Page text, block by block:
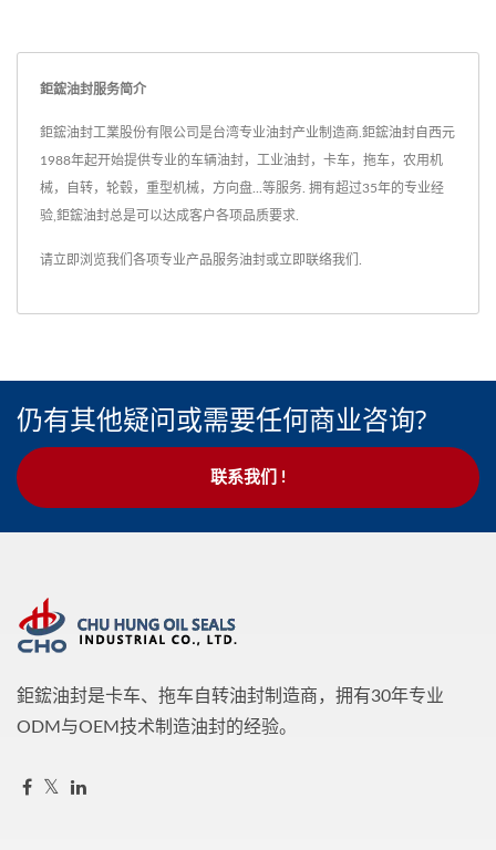
鉅鋐油封服务简介
鉅鋐油封工業股份有限公司是台湾专业油封产业制造商.鉅鋐油封自西元
1988年起开始提供专业的车辆油封，工业油封，卡车，拖车，农用机
械，自转，轮毂，重型机械，方向盘...等服务. 拥有超过35年的专业经
验,鉅鋐油封总是可以达成客户各项品质要求.
请立即浏览我们各项专业产品服务油封或立即联络我们
仍有其他疑问或需要任何商业咨询?
联系我们 !
鉅鋐油封是卡车、拖车自转油封制造商，拥有30年专业
ODM与OEM技术制造油封的经验。